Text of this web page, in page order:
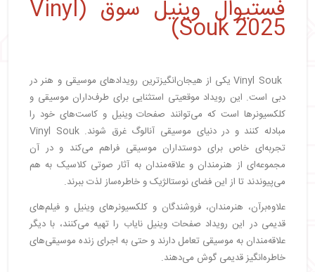
فستیوال وینیل سوق (Vinyl
Souk 2025)
Vinyl Souk یکی از هیجان‌انگیزترین رویدادهای موسیقی و هنر در
دبی است. این رویداد موقعیتی استثنایی برای طرف‌داران موسیقی و
کلکسیونرها است که می‌توانند صفحات وینیل و کاست‌های خود را
مبادله کنند و در دنیای موسیقی آنالوگ غرق شوند. Vinyl Souk
تجربه‌ای خاص برای دوستداران موسیقی فراهم می‌کند و در آن
مجموعه‌ای از هنرمندان و علاقه‌مندان به آثار صوتی کلاسیک به هم
می‌پیوندند تا از این فضای نوستالژیک و خاطره‌ساز لذت ببرند.
علاوه‌برآن، هنرمندان، فروشندگان و کلکسیونرهای وینیل و فیلم‌های
قدیمی در این رویداد صفحات وینیل نایاب را تهیه می‌کنند، با دیگر
علاقه‌مندان به موسیقی تعامل دارند و حتی به اجرای زنده موسیقی‌های
خاطره‌انگیز قدیمی گوش می‌دهند.